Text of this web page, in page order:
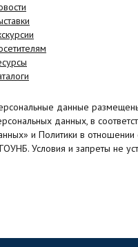
данные размещены
данных, в
и Политики в
Условия и запреты не